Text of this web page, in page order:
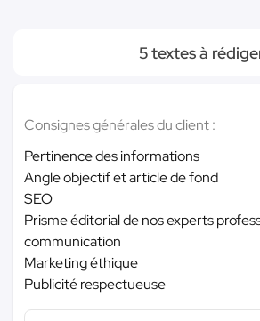
5 textes à
Consignes générales du client :
Pertinence des informations
Angle objectif et article de fond
SEO
Prisme éditorial de nos experts
communication
Marketing éthique
Publicité respectueuse